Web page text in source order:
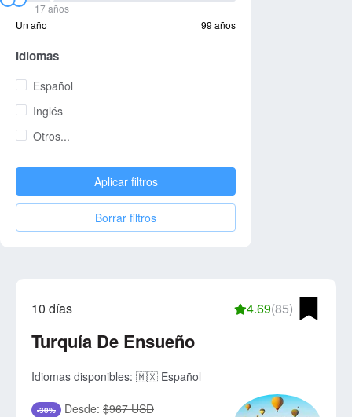
17 años
Un año
99 años
Idiomas
Español
Inglés
Otros...
Aplicar filtros
Borrar filtros
10 días 4.69(85)
Turquía De Ensueño
Idiomas disponibles: 🇲🇽 Español
-30% Desde: $967 USD